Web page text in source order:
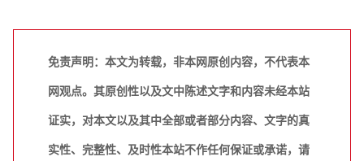
免责声明：本文为转载，非本网原创内容，不代表本
网观点。其原创性以及文中陈述文字和内容未经本站
证实，对本文以及其中全部或者部分内容、文字的真
实性、完整性、及时性本站不作任何保证或承诺，请